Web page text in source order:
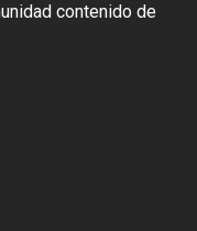
contenido de